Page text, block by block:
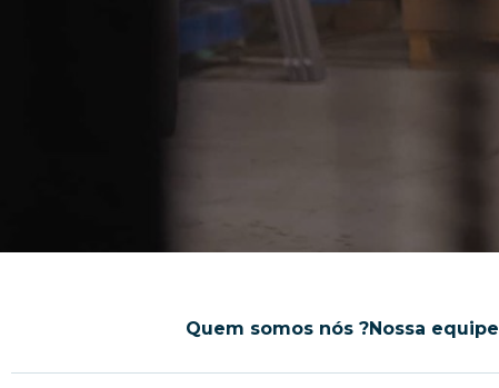
Quem somos nós ?Nossa equipe